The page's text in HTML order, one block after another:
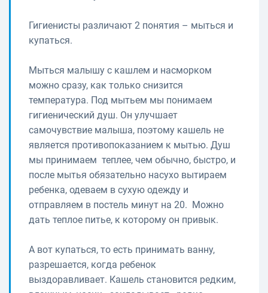
Гигиенисты различают 2 понятия – мыться и
купаться.
Мыться малышу с кашлем и насморком
можно сразу, как только снизится
температура. Под мытьем мы понимаем
гигиенический душ. Он улучшает
самочувствие малыша, поэтому кашель не
является противопоказанием к мытью. Душ
мы принимаем теплее, чем обычно, быстро, и
после мытья обязательно насухо вытираем
ребенка, одеваем в сухую одежду и
отправляем в постель минут на 20. Можно
дать теплое питье, к которому он привык.
А вот купаться, то есть принимать ванну,
разрешается, когда ребенок
выздоравливает. Кашель становится редким,